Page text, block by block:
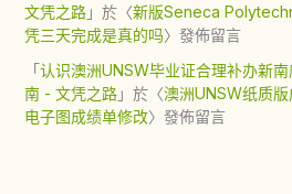
文凭之路」於〈新版Seneca
凭三天完成是真的吗〉發佈留言
「认识澳洲UNSW毕业证合理补办新
南 - 文凭之路」於〈澳洲UNSW纸质
电子图成绩单修改〉發佈留言